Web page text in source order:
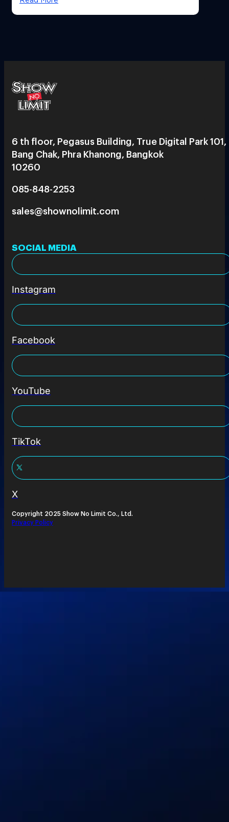
6 th floor, Pegasus Building, True Digital Park 101,
Bang Chak, Phra Khanong, Bangkok
10260
085-848-2253
sales@shownolimit.com
SOCIAL MEDIA
Instagram
Facebook
YouTube
TikTok
X
Copyright 2025 Show No Limit Co., Ltd.
Privacy Policy